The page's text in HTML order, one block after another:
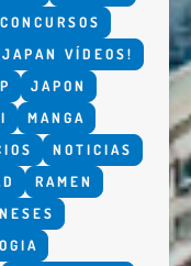
CONCURSOS
JAPAN VÍDEOS!
JAPON
MANGA
NOTICIAS
RAMEN